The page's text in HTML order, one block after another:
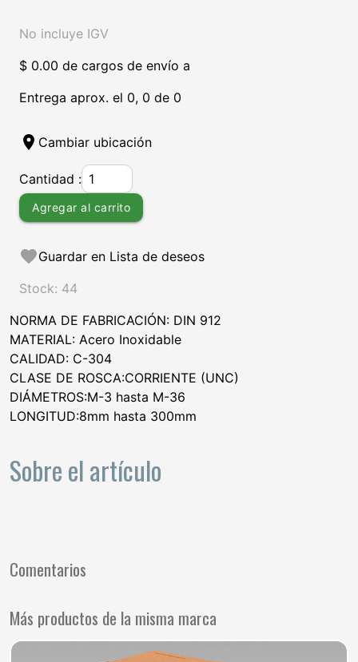
No incluye IGV
$ 0.00 de cargos de envío a
Entrega aprox. el 0, 0 de 0
location_on Cambiar ubicación
Cantidad :
Agregar al carrito
favoriteGuardar en Lista de deseos
Stock: 44
NORMA DE FABRICACIÓN: DIN 912
MATERIAL: Acero Inoxidable
CALIDAD: C-304
CLASE DE ROSCA:CORRIENTE (UNC)
DIÁMETROS:M-3 hasta M-36
LONGITUD:8mm hasta 300mm
Sobre el artículo
Comentarios
Más productos de la misma marca